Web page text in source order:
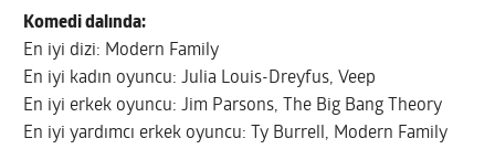
Komedi dalında:
En iyi dizi: Modern Family
En iyi kadın oyuncu: Julia Louis-Dreyfus, Veep
En iyi erkek oyuncu: Jim Parsons, The Big Bang Theory
En iyi yardımcı erkek oyuncu: Ty Burrell, Modern Family